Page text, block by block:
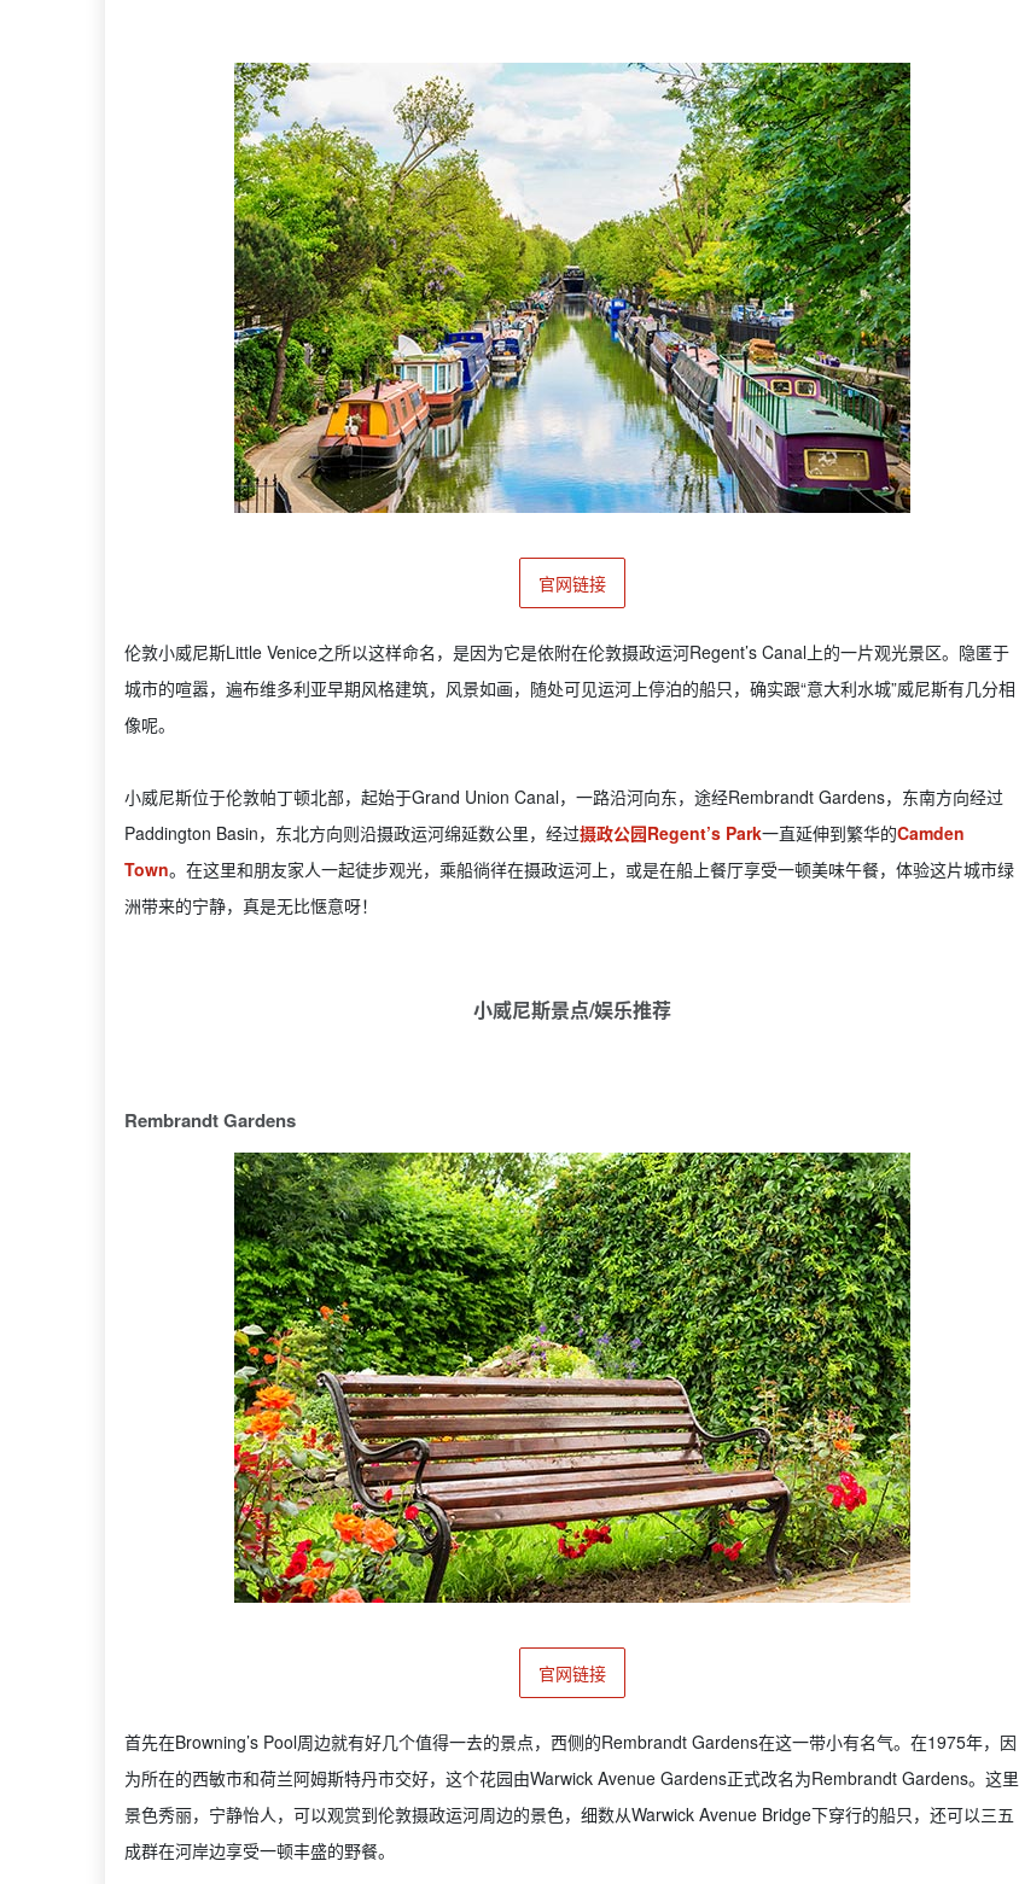
官网链接
伦敦小威尼斯Little Venice之所以这样命名，是因为它是依附在伦敦摄政运河Regent’s Canal上的一片观光景区。隐匿于
城市的喧嚣，遍布维多利亚早期风格建筑，风景如画，随处可见运河上停泊的船只，确实跟“意大利水城”威尼斯有几分相
像呢。
小威尼斯位于伦敦帕丁顿北部，起始于Grand Union Canal，一路沿河向东，途经Rembrandt Gardens，东南方向经过
Paddington Basin，东北方向则沿摄政运河绵延数公里，经过摄政公园Regent’s Park一直延伸到繁华的Camden
Town。在这里和朋友家人一起徒步观光，乘船徜徉在摄政运河上，或是在船上餐厅享受一顿美味午餐，体验这片城市绿
洲带来的宁静，真是无比惬意呀！
小威尼斯景点/娱乐推荐
Rembrandt Gardens
官网链接
首先在Browning’s Pool周边就有好几个值得一去的景点，西侧的Rembrandt Gardens在这一带小有名气。在1975年，因
为所在的西敏市和荷兰阿姆斯特丹市交好，这个花园由Warwick Avenue Gardens正式改名为Rembrandt Gardens。这里
景色秀丽，宁静怡人，可以观赏到伦敦摄政运河周边的景色，细数从Warwick Avenue Bridge下穿行的船只，还可以三五
成群在河岸边享受一顿丰盛的野餐。